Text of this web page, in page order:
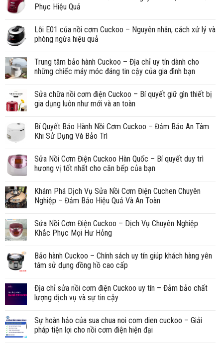
Phục Hiệu Quả
Lỗi E01 của nồi cơm Cuckoo – Nguyên nhân, cách xử lý và
phòng ngừa hiệu quả
Trung tâm bảo hành Cuckoo – Địa chỉ uy tín dành cho
những chiếc máy móc đáng tin cậy của gia đình bạn
Sửa chữa nồi cơm điện Cuckoo – Bí quyết giữ gìn thiết bị
gia dụng luôn như mới và an toàn
Bí Quyết Bảo Hành Nồi Cơm Cuckoo – Đảm Bảo An Tâm
Khi Sử Dụng Và Bảo Trì
Sửa Nồi Cơm Điện Cuckoo Hàn Quốc – Bí quyết duy trì
hương vị tốt nhất cho căn bếp của bạn
Khám Phá Dịch Vụ Sửa Nồi Cơm Điện Cuchen Chuyên
Nghiệp – Đảm Bảo Hiệu Quả Và An Toàn
Sửa Nồi Cơm Điện Cuckoo – Dịch Vụ Chuyên Nghiệp
Khắc Phục Mọi Hư Hỏng
Bảo hành Cuckoo – Chính sách uy tín giúp khách hàng yên
tâm sử dụng đồng hồ cao cấp
Địa chỉ sửa nồi cơm điện Cuckoo uy tín – Đảm bảo chất
lượng dịch vụ và sự tin cậy
Sự hoàn hảo của sua chua noi com dien cuckoo – Giải
pháp tiện lợi cho nồi cơm điện hiện đại